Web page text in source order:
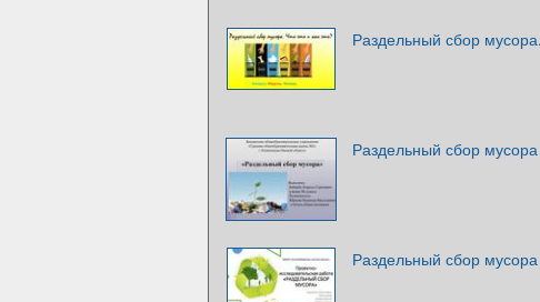
Раздельный сбор
Раздельный сбор мусора
Раздельный сбор мусора